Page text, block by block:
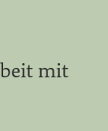
mit